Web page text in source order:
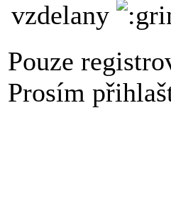
vzdelany
Pouze
Prosím